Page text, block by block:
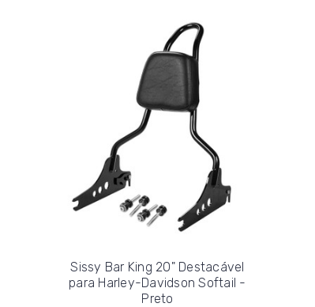
Sissy Bar King 20" Destacável
para Harley-Davidson Softail -
Preto